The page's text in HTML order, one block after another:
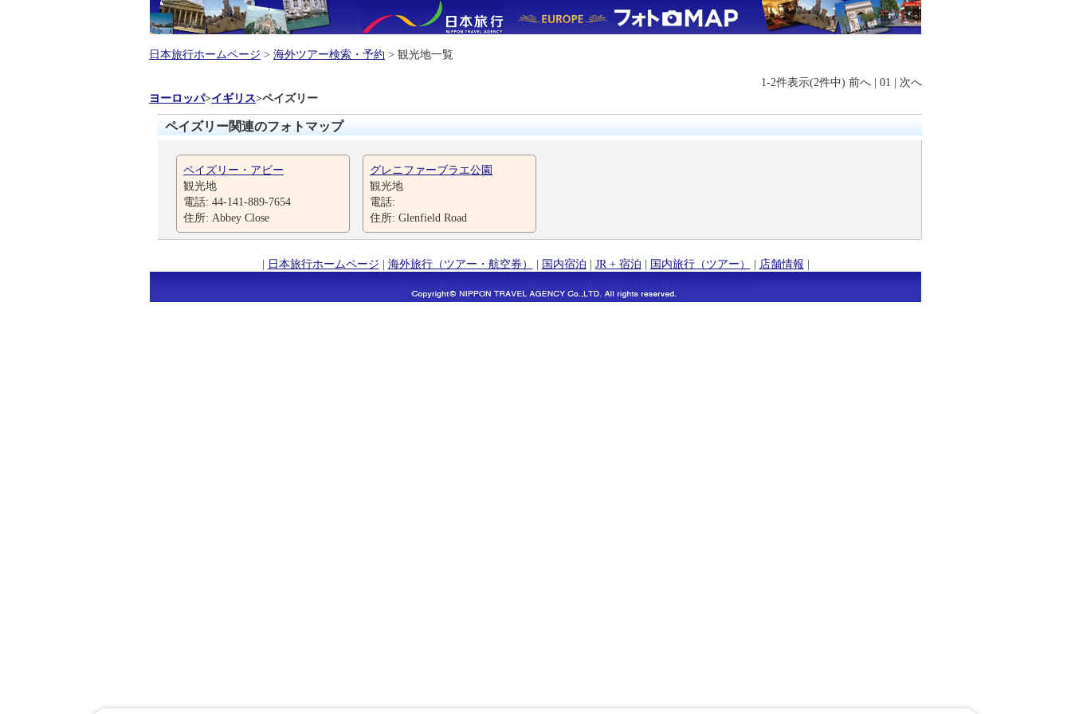
日本旅行ホームページ > 海外ツアー検索・予約 > 観光地一覧
1-2件表示(2件中) 前へ | 01 | 次へ
ヨーロッパ>イギリス>ペイズリー
ペイズリー関連のフォトマップ
ペイズリー・アビー
観光地
電話: 44-141-889-7654
住所: Abbey Close
グレニファーブラエ公園
観光地
電話:
住所: Glenfield Road
| 日本旅行ホームページ | 海外旅行（ツアー・航空券） | 国内宿泊 | JR + 宿泊 | 国内旅行（ツアー） | 店舗情報 |